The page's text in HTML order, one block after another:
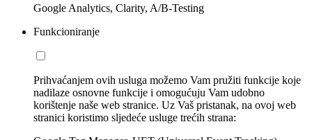
Google Analytics, Clarity, A/B-Testing
Funkcioniranje
Prihvaćanjem ovih usluga možemo Vam pružiti funkcije koje
nadilaze osnovne funkcije i omogućuju Vam udobno
korištenje naše web stranice. Uz Vaš pristanak, na ovoj web
stranici koristimo sljedeće usluge trećih strana: